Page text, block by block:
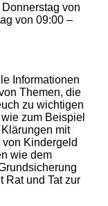
von
von 09:00 –
Informationen
Themen, die
zu wichtigen
zum Beispiel
mit
Kindergeld
wie dem
Rat und Tat zur